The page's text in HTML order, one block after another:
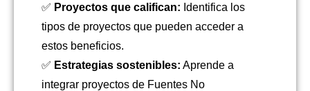
✅ Proyectos que califican: Identifica los
tipos de proyectos que pueden acceder a
estos beneficios.
✅ Estrategias sostenibles: Aprende a
integrar proyectos de Fuentes No